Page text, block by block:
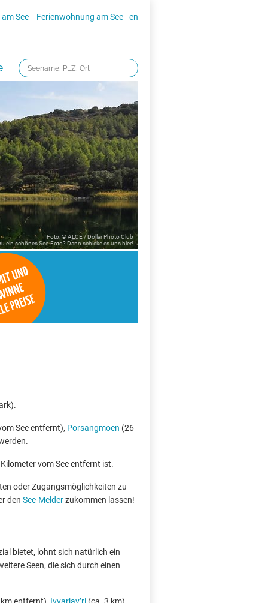
See Ferienwohnung am See en
Foto: © ALCE / Dollar Photo Club
ein schönes See-Foto? Dann schicke es uns hier!
See entfernt), Porsangmoen (26
vom See entfernt ist.
oder Zugangsmöglichkeiten zu
den See-Melderzukommen lassen!
bietet, lohnt sich natürlich ein
Seen, die sich durch einen